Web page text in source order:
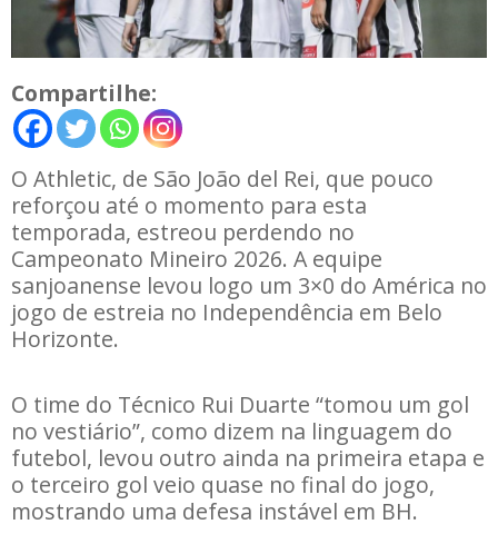
Compartilhe:
O Athletic, de São João del Rei, que pouco
reforçou até o momento para esta
temporada, estreou perdendo no
Campeonato Mineiro 2026. A equipe
sanjoanense levou logo um 3×0 do América no
jogo de estreia no Independência em Belo
Horizonte.
O time do Técnico Rui Duarte “tomou um gol
no vestiário”, como dizem na linguagem do
futebol, levou outro ainda na primeira etapa e
o terceiro gol veio quase no final do jogo,
mostrando uma defesa instável em BH.